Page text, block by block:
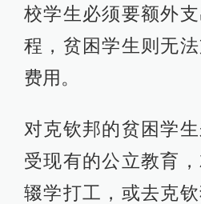
校学生必须要额外
程，贫困学生则无
费用。
对克钦邦的贫困学
受现有的公立教育
辍学打工，或去克